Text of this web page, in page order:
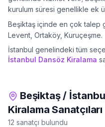
kurulum süresi genellikle ek
Beşiktaş içinde en çok talep
Levent, Ortaköy, Kuruçeşme.
İstanbul genelindeki tüm
İstanbul Dansöz Kiralama
Beşiktaş/
Kiralama Sanatçıları
12 sanatçı bulundu